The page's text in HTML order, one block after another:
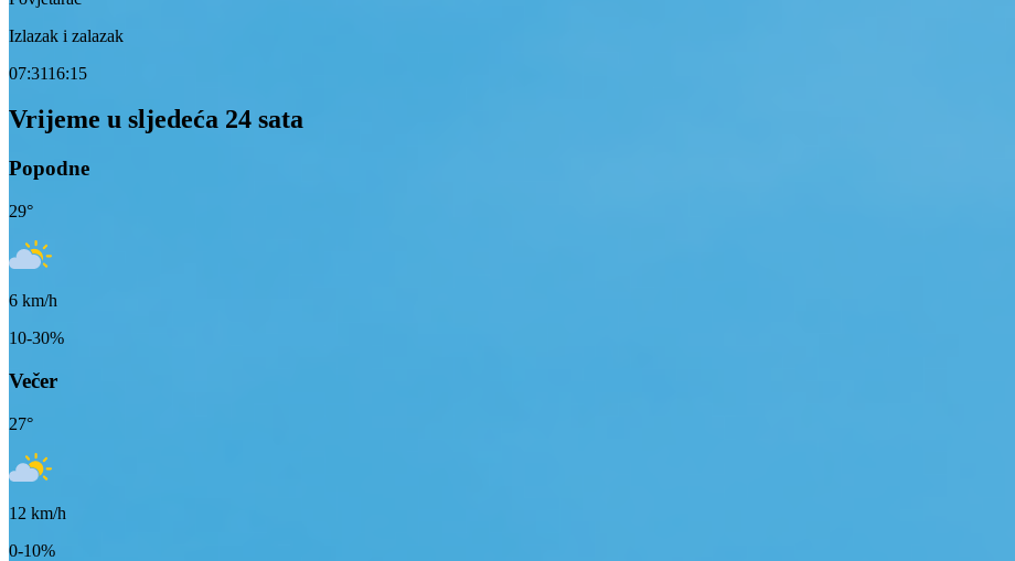
Izlazak i zalazak
07:3116:15
Vrijeme u sljedeća 24 sata
Popodne
29°
6 km/h
10-30%
Večer
27°
12 km/h
0-10%